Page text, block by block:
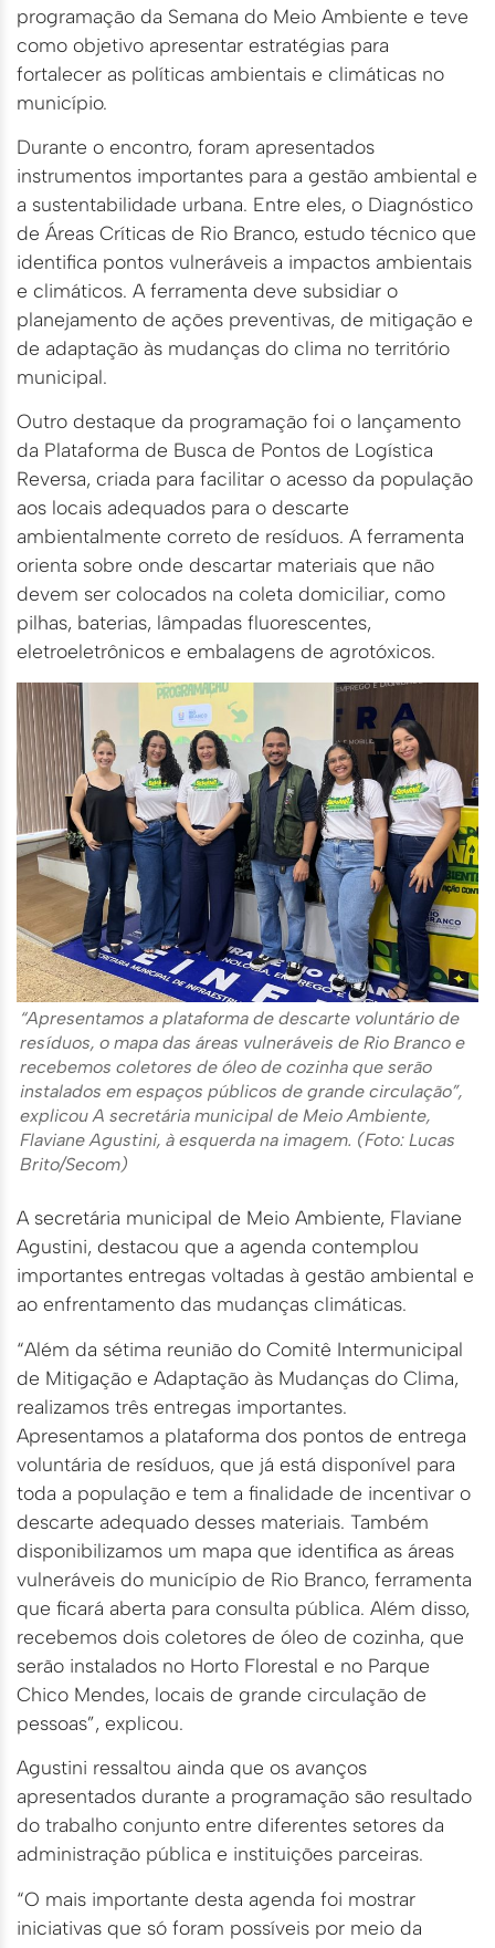
programação da Semana do Meio Ambiente e teve
como objetivo apresentar estratégias para
fortalecer as políticas ambientais e climáticas no
município.
Durante o encontro, foram apresentados
instrumentos importantes para a gestão ambiental e
a sustentabilidade urbana. Entre eles, o Diagnóstico
de Áreas Críticas de Rio Branco, estudo técnico que
identifica pontos vulneráveis a impactos ambientais
e climáticos. A ferramenta deve subsidiar o
planejamento de ações preventivas, de mitigação e
de adaptação às mudanças do clima no território
municipal.
Outro destaque da programação foi o lançamento
da Plataforma de Busca de Pontos de Logística
Reversa, criada para facilitar o acesso da população
aos locais adequados para o descarte
ambientalmente correto de resíduos. A ferramenta
orienta sobre onde descartar materiais que não
devem ser colocados na coleta domiciliar, como
pilhas, baterias, lâmpadas fluorescentes,
eletroeletrônicos e embalagens de agrotóxicos.
“Apresentamos a plataforma de descarte voluntário de
resíduos, o mapa das áreas vulneráveis de Rio Branco e
recebemos coletores de óleo de cozinha que serão
instalados em espaços públicos de grande circulação”,
explicou A secretária municipal de Meio Ambiente,
Flaviane Agustini, à esquerda na imagem. (Foto: Lucas
Brito/Secom)
A secretária municipal de Meio Ambiente, Flaviane
Agustini, destacou que a agenda contemplou
importantes entregas voltadas à gestão ambiental e
ao enfrentamento das mudanças climáticas.
“Além da sétima reunião do Comitê Intermunicipal
de Mitigação e Adaptação às Mudanças do Clima,
realizamos três entregas importantes.
Apresentamos a plataforma dos pontos de entrega
voluntária de resíduos, que já está disponível para
toda a população e tem a finalidade de incentivar o
descarte adequado desses materiais. Também
disponibilizamos um mapa que identifica as áreas
vulneráveis do município de Rio Branco, ferramenta
que ficará aberta para consulta pública. Além disso,
recebemos dois coletores de óleo de cozinha, que
serão instalados no Horto Florestal e no Parque
Chico Mendes, locais de grande circulação de
pessoas”, explicou.
Agustini ressaltou ainda que os avanços
apresentados durante a programação são resultado
do trabalho conjunto entre diferentes setores da
administração pública e instituições parceiras.
“O mais importante desta agenda foi mostrar
iniciativas que só foram possíveis por meio da